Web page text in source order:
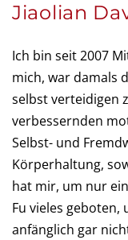
Jiaolian
Ich bin seit 2007
mich, war damals
selbst verteidigen
verbessernden
Selbst- und
Körperhaltung,
hat mir, um nur
Fu vieles
anfänglich gar